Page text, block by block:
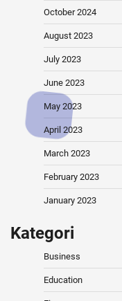
October 2024
August 2023
July 2023
June 2023
May 2023
April 2023
March 2023
February 2023
January 2023
Kategori
Business
Education